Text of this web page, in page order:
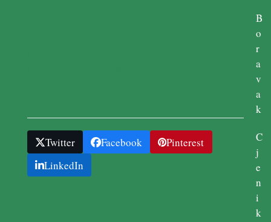
Twitter Facebook
Pinterest
LinkedIn
B
o
r
a
v
a
k
C
j
e
n
i
k